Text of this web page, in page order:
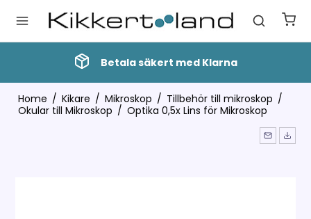
Betala säkert med Klarna
Home / Kikare / Mikroskop / Tillbehör till mikroskop /
Okular till Mikroskop / Optika 0,5x Lins för Mikroskop